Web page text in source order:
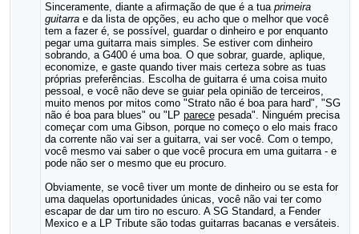
Sinceramente, diante a afirmação de que é a tua primeira
guitarrae da lista de opções, eu acho que o melhor que você
tem a fazer é, se possível, guardar o dinheiro e por enquanto
pegar uma guitarra mais simples. Se estiver com dinheiro
sobrando, a G400 é uma boa. O que sobrar, guarde, aplique,
economize, e gaste quando tiver mais certeza sobre as tuas
próprias preferências. Escolha de guitarra é uma coisa muito
pessoal, e você não deve se guiar pela opinião de terceiros,
muito menos por mitos como "Strato não é boa para hard", "SG
não é boa para blues" ou "LP parecepesada". Ninguém precisa
começar com uma Gibson, porque no começo o elo mais fraco
da corrente não vai ser a guitarra, vai ser você. Com o tempo,
você mesmo vai saber o que você procura em uma guitarra - e
pode não ser o mesmo que eu procuro.
Obviamente, se você tiver um monte de dinheiro ou se esta for
uma daquelas oportunidades únicas, você não vai ter como
escapar de dar um tiro no escuro. A SG Standard, a Fender
Mexico e a LP Tribute são todas guitarras bacanas e versáteis.